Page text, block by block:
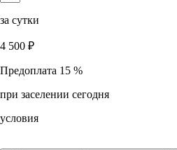
за сутки
4 500 ₽
Предоплата 15 %
при заселении сегодня
условия